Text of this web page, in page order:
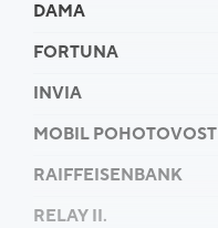
DAMA
FORTUNA
INVIA
MOBIL POHOTOVOST
RAIFFEISENBANK
RELAY II.